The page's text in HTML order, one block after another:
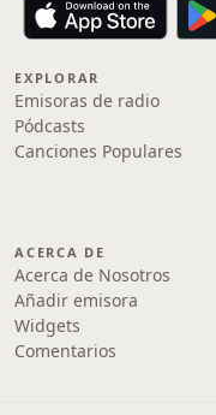
EXPLORAR
Emisoras de radio
Pódcasts
Canciones Populares
ACERCA DE
Acerca de Nosotros
Añadir emisora
Widgets
Comentarios